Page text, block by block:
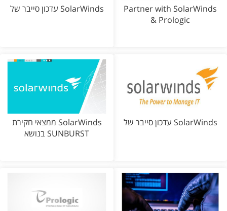
Partner with SolarWinds
& Prologic
עדכון סייבר של SolarWinds
עדכון סייבר של SolarWinds
ממצאי חקירת SolarWinds
בנושא SUNBURST